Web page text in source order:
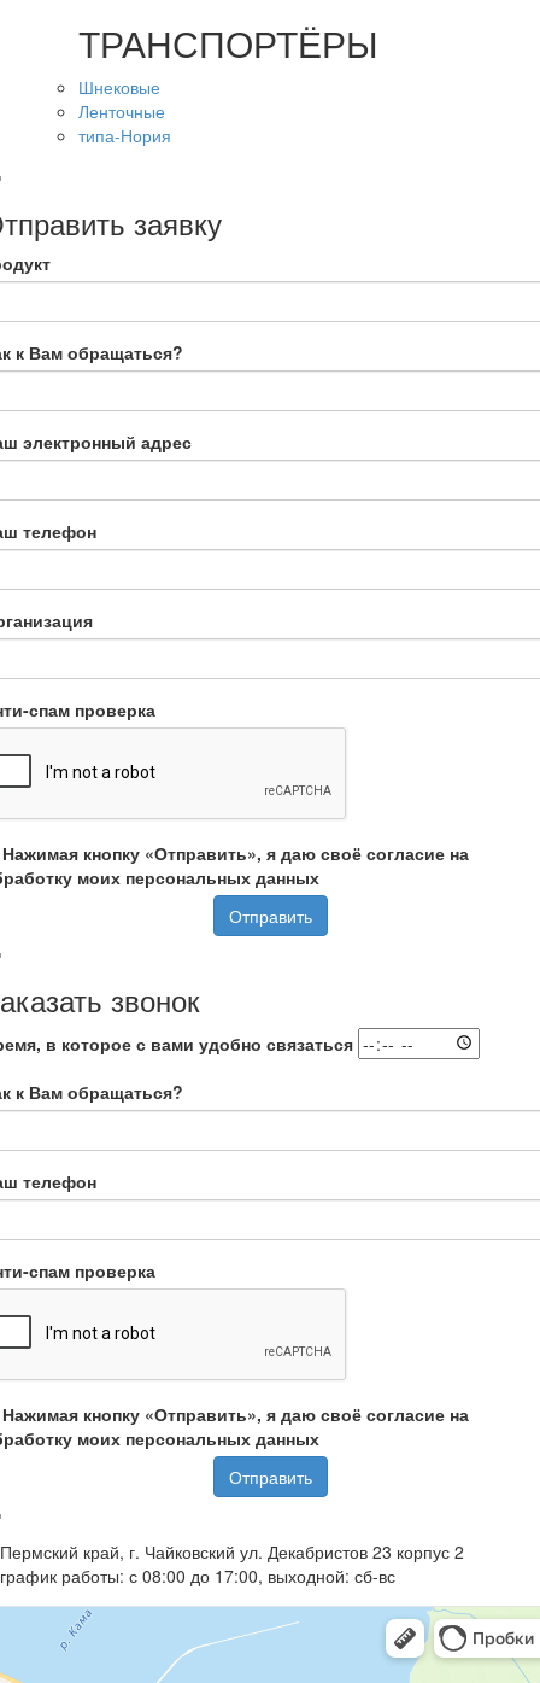
ТРАНСПОРТЁРЫ
Шнековые
Ленточные
типа-Нория
заявку
к Вам обращаться?
электронный адрес
телефон
спам проверка
Нажимая кнопку «Отправить», я даю своё согласие на
моих персональных данных
Отправить
звонок
в которое с вами удобно связаться
к Вам обращаться?
телефон
спам проверка
Нажимая кнопку «Отправить», я даю своё согласие на
моих персональных данных
Отправить
Пермский край, г. Чайковский ул. Декабристов 23 корпус 2
график работы: с 08:00 до 17:00, выходной: сб-вс